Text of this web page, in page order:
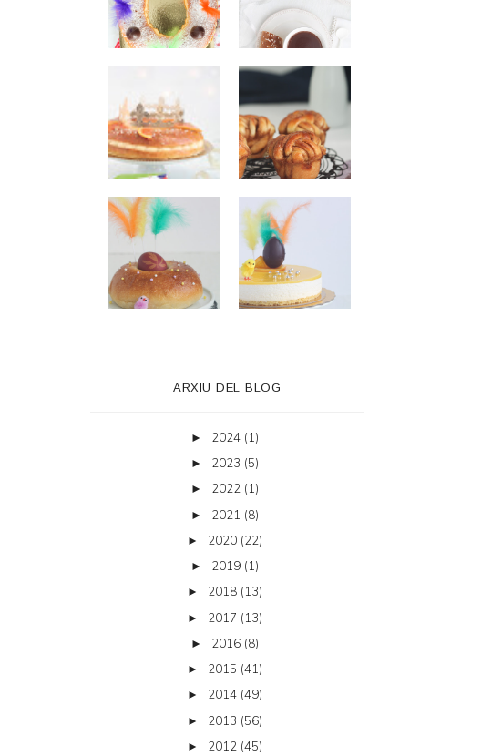
ARXIU DEL BLOG
► 2024 (1)
► 2023 (5)
► 2022 (1)
► 2021 (8)
► 2020 (22)
► 2019 (1)
► 2018 (13)
► 2017 (13)
► 2016 (8)
► 2015 (41)
► 2014 (49)
► 2013 (56)
► 2012 (45)